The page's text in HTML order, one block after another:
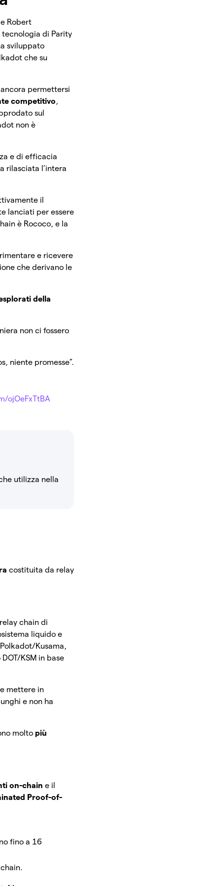
Robert
tecnologia di Parity
sviluppato
che su
permettersi
competitivo,
sul
non è
e di efficacia
rilasciata l’intera
il
lanciati per essere
è Rococo, e la
e ricevere
che derivano le
della
non ci fossero
niente promesse”.
ojOeFxTtBA
utilizza nella
costituita da relay
chain di
liquido e
Kusama,
KSM in base
mettere in
e non ha
molto più
on-chain e il
Proof-of-
fino a 16